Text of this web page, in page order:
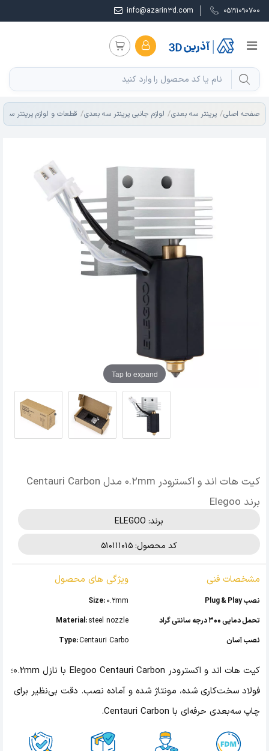
05191090700
info@azarin3d.com
صفحه اصلی پرینتر سه بعدی لوازم جانبی پرینتر سه بعدی قطعات و لوازم پرینتر سه
Tap to expand
کیت هات اند و اکسترودر 0.2mm مدل Centauri Carbon
برند Elegoo
برند: ELEGOO
کد محصول: 510111015
مشخصات فنی
نصب Plug & Play
تحمل دمایی 300 درجه سانتی گراد
نصب آسان
ویژگی های محصول
Size:0.2mm
Material:steel nozzle
Type:Centauri Carbo
کیت هات اند و اکسترودر Elegoo Centauri Carbon با نازل 0.2mm؛
فولاد سخت‌کاری شده، مونتاژ شده و آماده نصب. دقت بی‌نظیر برای
چاپ سه‌بعدی حرفه‌ای با Centauri Carbon.